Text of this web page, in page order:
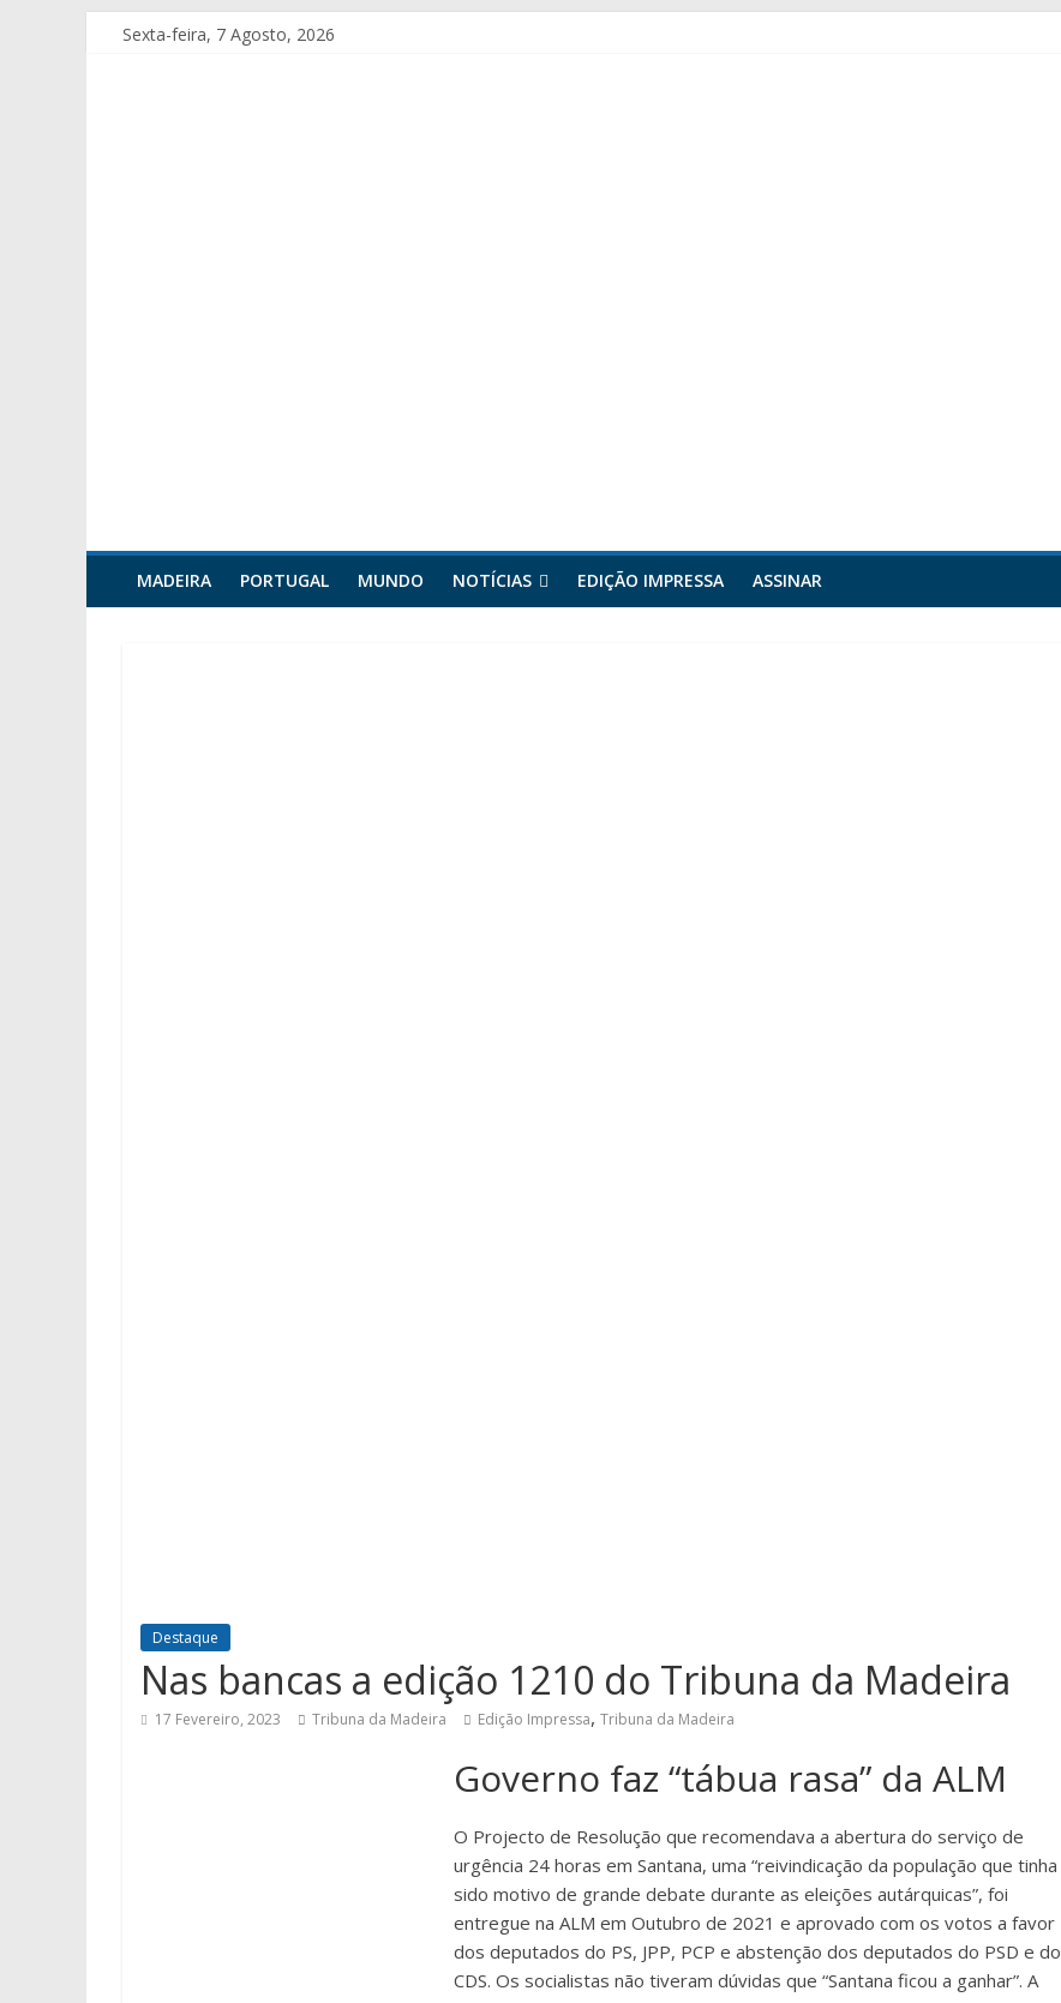
Sexta-feira, 7 Agosto, 2026
MADEIRA PORTUGAL MUNDO NOTÍCIAS EDIÇÃO IMPRESSA ASSINAR
Destaque
Nas bancas a edição 1210 do Tribuna da Madeira
17 Fevereiro, 2023 Tribuna da Madeira Edição Impressa, Tribuna da Madeira
Governo faz “tábua rasa” da ALM
O Projecto de Resolução que recomendava a abertura do serviço de
urgência 24 horas em Santana, uma “reivindicação da população que tinha
sido motivo de grande debate durante as eleições autárquicas”, foi
entregue na ALM em Outubro de 2021 e aprovado com os votos a favor
dos deputados do PS, JPP, PCP e abstenção dos deputados do PSD e do
CDS. Os socialistas não tiveram dúvidas que “Santana ficou a ganhar”. A